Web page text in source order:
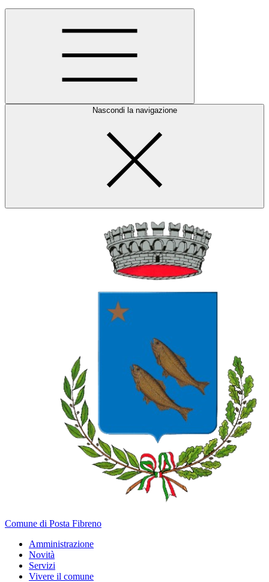
Nascondi la navigazione
Comune di Posta Fibreno
Amministrazione
Novità
Servizi
Vivere il comune